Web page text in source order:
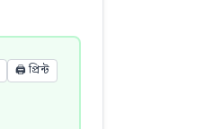
🖨️প্রিন্ট